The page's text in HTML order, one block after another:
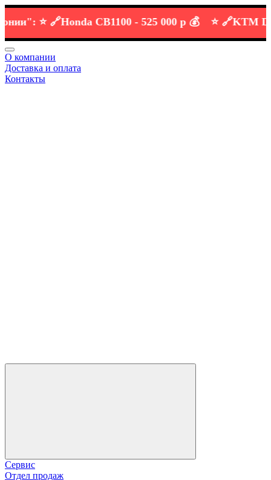
⭐️ 🔗 Honda CB1100 -525 000 р 💰 ⭐️ 🔗 KTM
О компании
Доставка и оплата
Контакты
Сервис
Отдел продаж